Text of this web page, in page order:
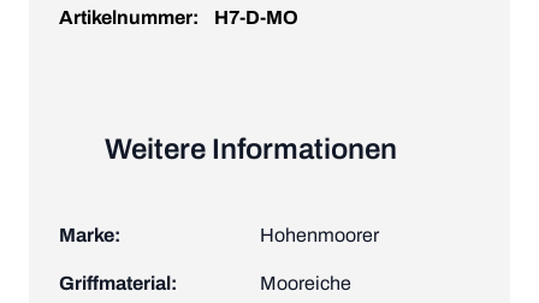
Artikelnummer: H7-D-MO
Weitere Informationen
Marke: Hohenmoorer
Griffmaterial: Mooreiche